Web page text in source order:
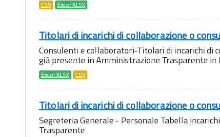
CSV Excel XLSX
Titolari di incarichi di collaborazione o
Consulenti e collaboratori-Titolari di incarichi di
già presente in Amministrazione Trasparente in
Excel XLSX CSV
Titolari di incarichi di collaborazione o
Segreteria Generale - Personale Tabella
Trasparente